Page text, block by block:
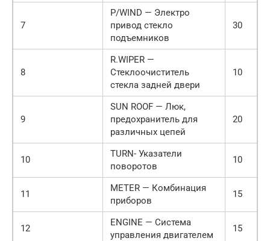
7
P/WIND — Электро
привод стекло
подъемников
30
8
R.WIPER —
Стеклоочиститель
стекла задней двери
10
9
SUN ROOF — Люк,
предохранитель для
различных цепей
20
10
TURN- Указатели
поворотов
10
11
METER — Комбинация
приборов
15
12
ENGINE — Система
управления двигателем
15